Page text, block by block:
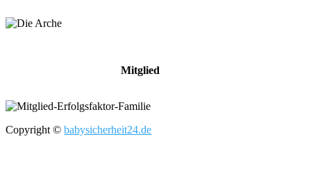
Mitglied
Copyright © babysicherheit24.de